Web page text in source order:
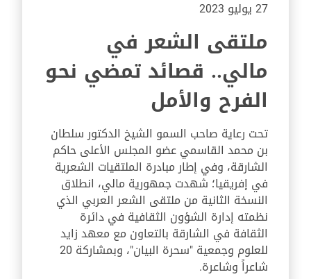
27 يوليو 2023
ملتقى الشعر في
مالي.. قصائد تمضي نحو
الفرح والأمل
تحت رعاية صاحب السمو الشيخ الدكتور سلطان
بن محمد القاسمي عضو المجلس الأعلى حاكم
الشارقة، وفي إطار مبادرة الملتقيات الشعرية
في إفريقيا؛ شهدت جمهورية مالي، انطلاق
النسخة الثانية من ملتقى الشعر العربي الذي
نظمته إدارة الشؤون الثقافية في دائرة
الثقافة في الشارقة بالتعاون مع معهد زايد
للعلوم وجمعية "سحرة البيان"، وبمشاركة 20
شاعراً وشاعرة.